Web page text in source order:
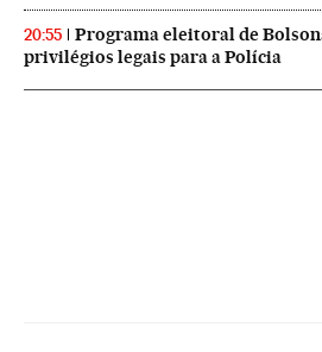
20:55
Programa eleitoral de
privilégios legais para a Polícia